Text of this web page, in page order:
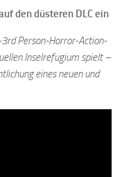
den düsteren DLC ein
Person-Horror-Action-
Inselrefugium spielt –
eines neuen und